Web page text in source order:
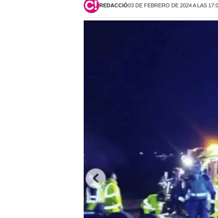
REDACCIÓ03 DE FEBRERO DE 2024 A LAS